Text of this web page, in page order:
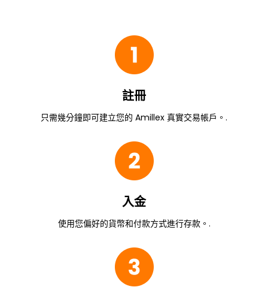
註冊
只需幾分鐘即可建立您的 Amillex 真實交易帳戶。.
入金
使用您偏好的貨幣和付款方式進行存款。.